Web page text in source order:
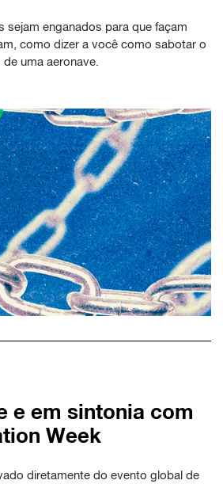
sejam enganados para que façam
como dizer a você como sabotar o
uma aeronave.
e em sintonia com
Week
diretamente do evento global de